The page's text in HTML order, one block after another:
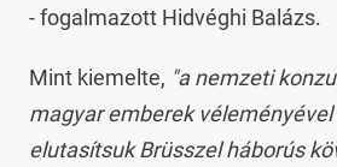
- fogalmazott Hidvéghi Balázs.
Mint kiemelte, "a nemzeti
magyar emberek
elutasítsuk Brüsszel háborús